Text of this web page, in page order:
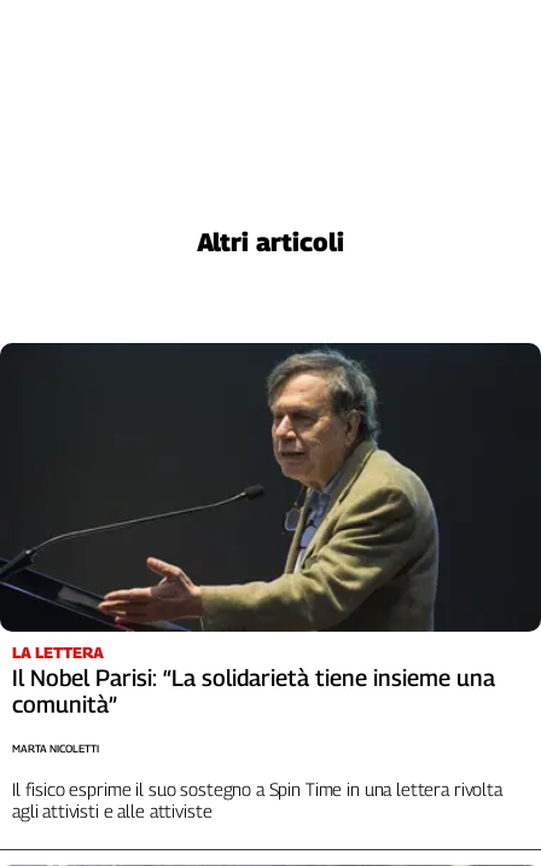
Altri articoli
LA LETTERA
Il Nobel Parisi: “La solidarietà tiene insieme una
comunità”
Il fisico esprime il suo sostegno a Spin Time in una lettera rivolta
agli attivisti e alle attiviste
MARTA NICOLETTI